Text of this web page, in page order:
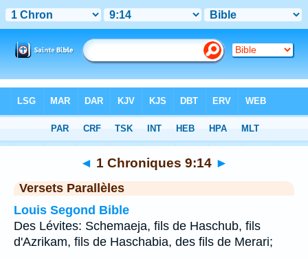
>Chapitre 9 > Verset 14
◄ 1 Chroniques 9:14 ►
Versets Parallèles
Louis Segond Bible
Des Lévites: Schemaeja, fils de Haschub, fils
d'Azrikam, fils de Haschabia, des fils de Merari;